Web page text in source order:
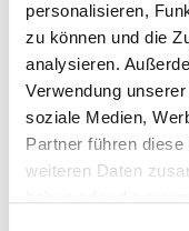
personalisieren,
zu können und die
analysieren.
Verwendung
soziale Medien,
Partner führen
weiteren Daten
(LA0E, LA0V)
Limousine (LA0/1_)
(LA0D, LA1H, lA0W,
RENAULT MEGANE
Limousine (LA0/1_) 1.6
(La04, LA11, LA0B,
LA1J)